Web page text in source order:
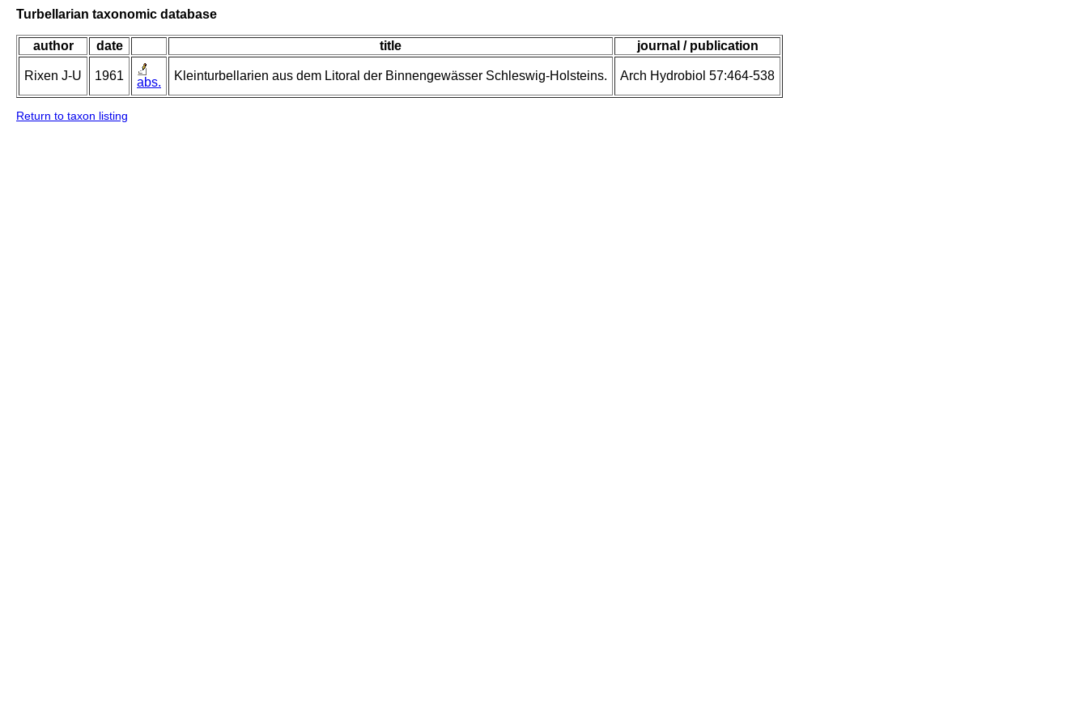
Turbellarian taxonomic database
author date title journal / publication
Rixen J-U 1961 abs. Kleinturbellarien aus dem Litoral der Binnengewässer Schleswig-Holsteins. Arch Hydrobiol 57:464-538
Return to taxon listing